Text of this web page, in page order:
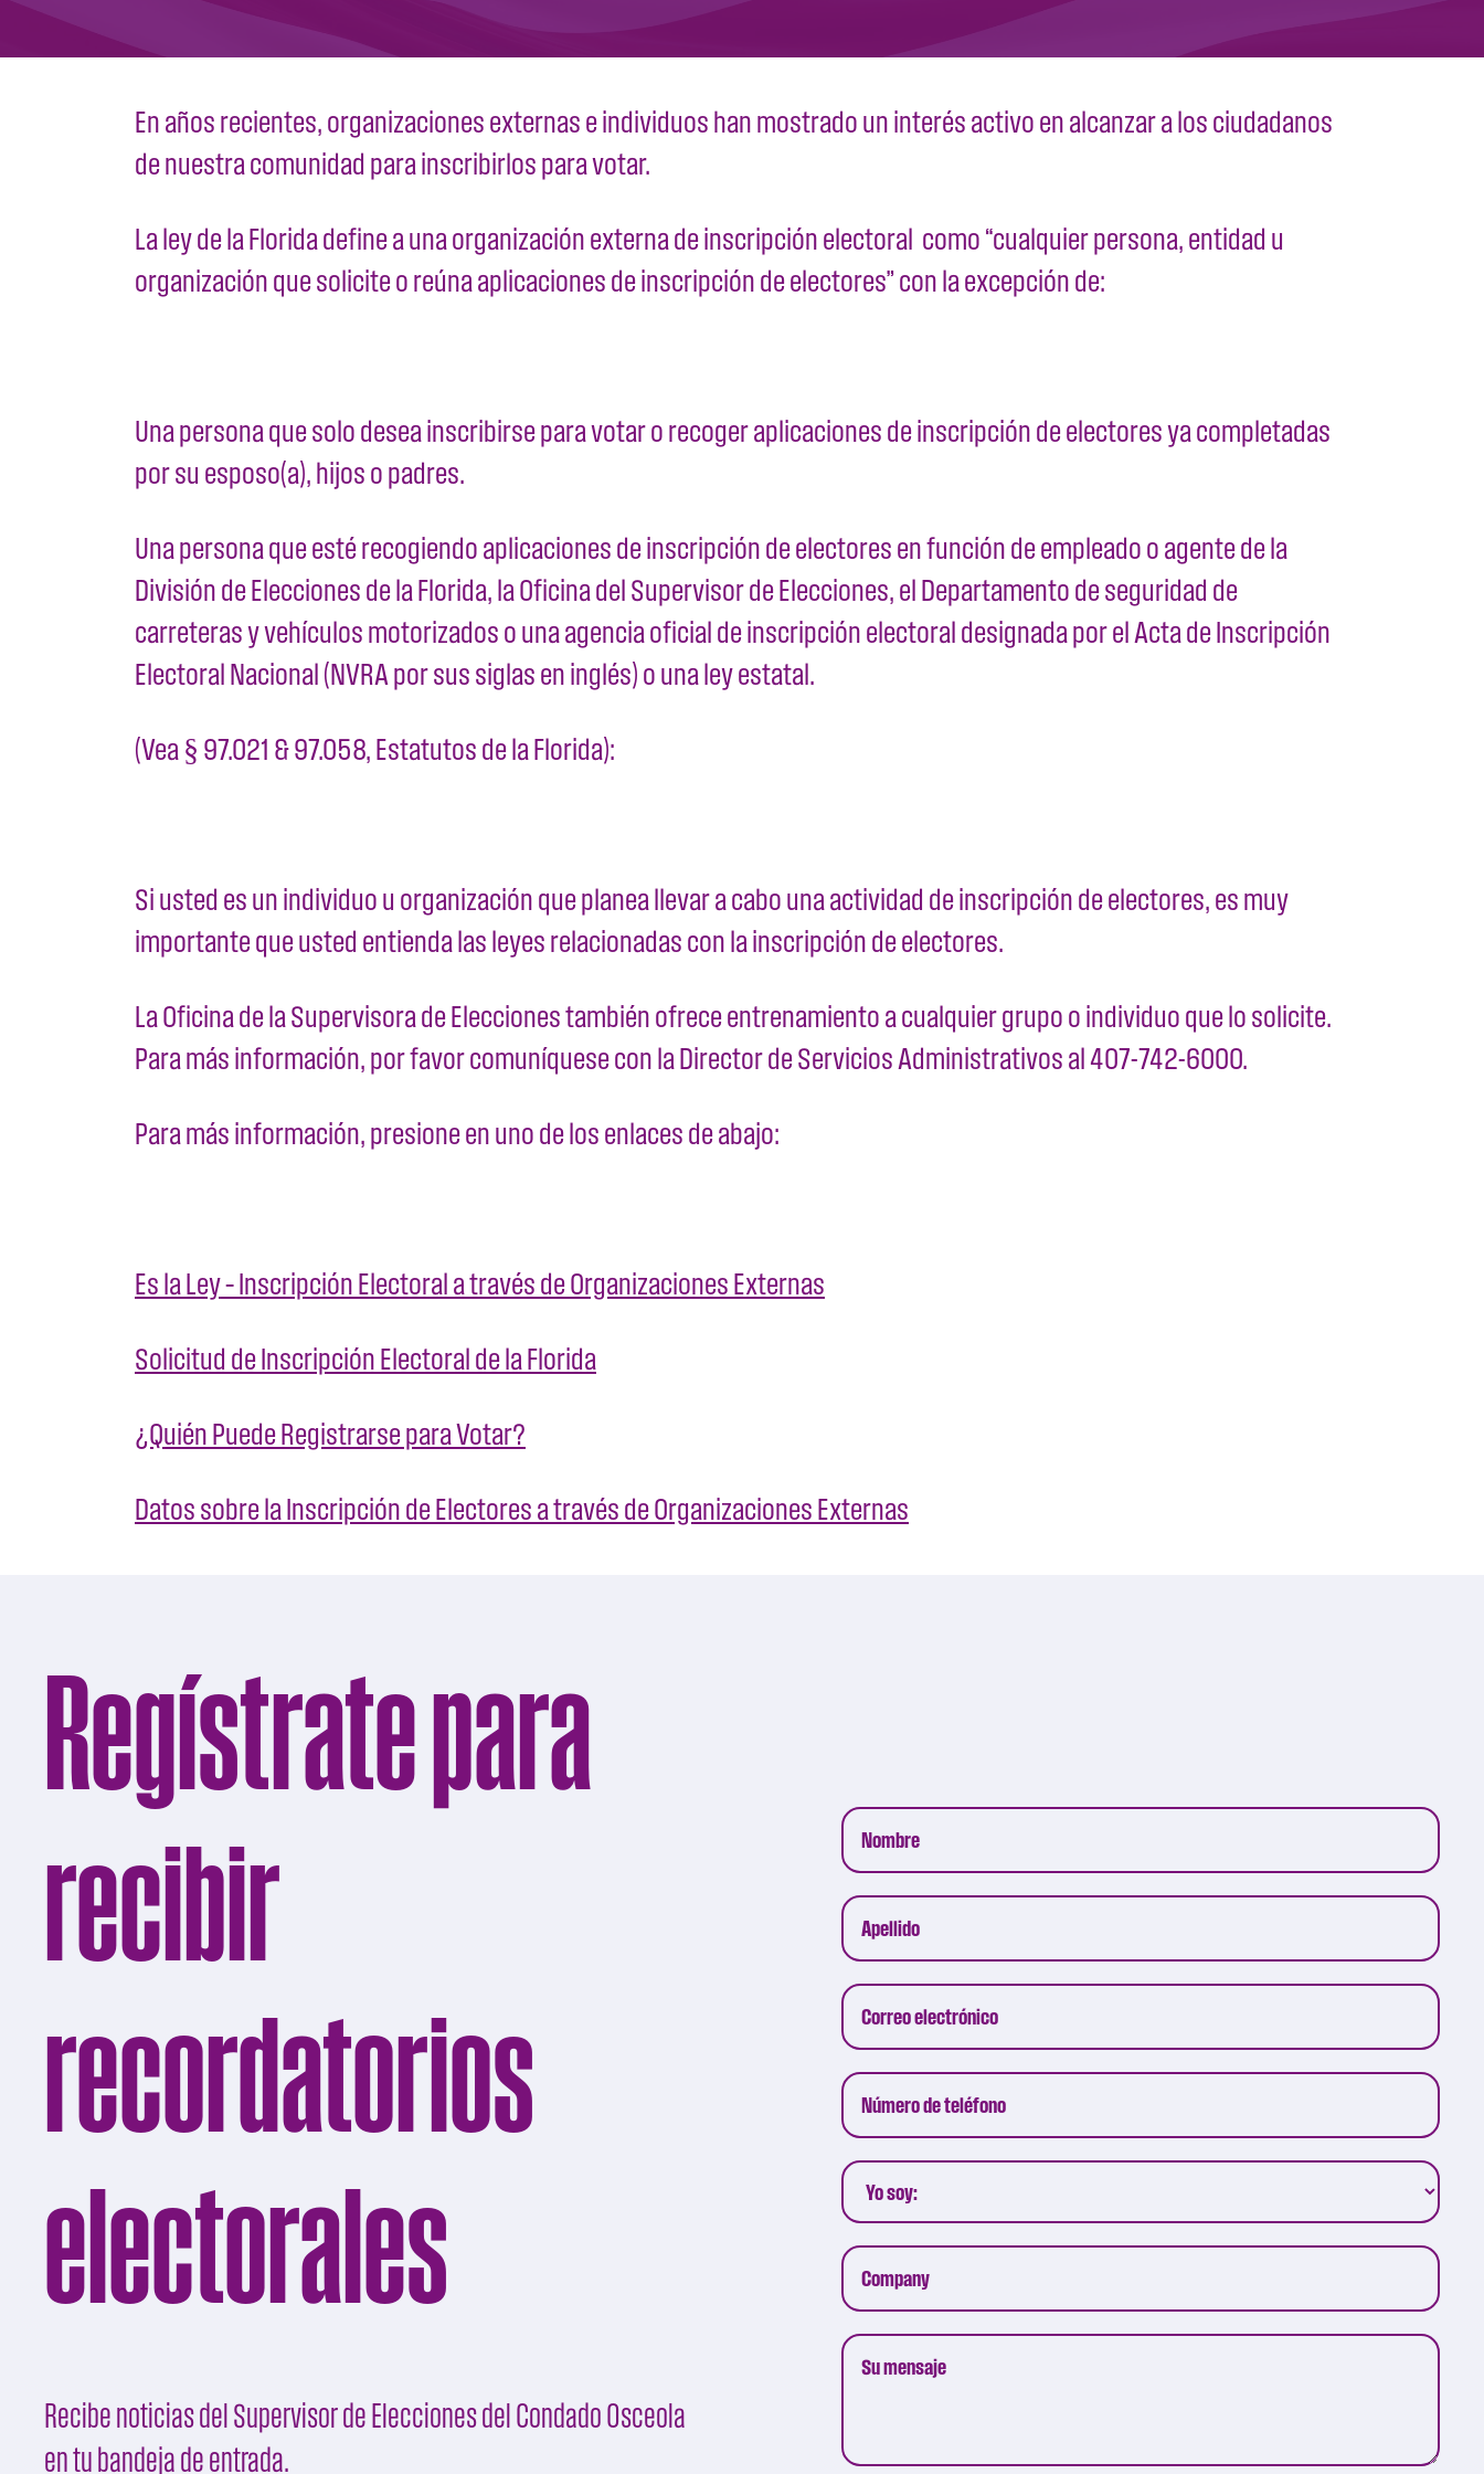
En años recientes, organizaciones externas e individuos han mostrado un interés activo en alcanzar a los ciudadanos
de nuestra comunidad para inscribirlos para votar.
La ley de la Florida define a una organización externa de inscripción electoral como “cualquier persona, entidad u
organización que solicite o reúna aplicaciones de inscripción de electores” con la excepción de:
Una persona que solo desea inscribirse para votar o recoger aplicaciones de inscripción de electores ya completadas
por su esposo(a), hijos o padres.
Una persona que esté recogiendo aplicaciones de inscripción de electores en función de empleado o agente de la
División de Elecciones de la Florida, la Oficina del Supervisor de Elecciones, el Departamento de seguridad de
carreteras y vehículos motorizados o una agencia oficial de inscripción electoral designada por el Acta de Inscripción
Electoral Nacional (NVRA por sus siglas en inglés) o una ley estatal.
(Vea § 97.021 & 97.058, Estatutos de la Florida):
Si usted es un individuo u organización que planea llevar a cabo una actividad de inscripción de electores, es muy
importante que usted entienda las leyes relacionadas con la inscripción de electores.
La Oficina de la Supervisora de Elecciones también ofrece entrenamiento a cualquier grupo o individuo que lo solicite.
Para más información, por favor comuníquese con la Director de Servicios Administrativos al 407-742-6000.
Para más información, presione en uno de los enlaces de abajo:
Es la Ley – Inscripción Electoral a través de Organizaciones Externas
Solicitud de Inscripción Electoral de la Florida
¿Quién Puede Registrarse para Votar?
Datos sobre la Inscripción de Electores a través de Organizaciones Externas
Regístrate para
recibir
recordatorios
electorales
Recibe noticias del Supervisor de Elecciones del Condado Osceola
en tu bandeja de entrada.